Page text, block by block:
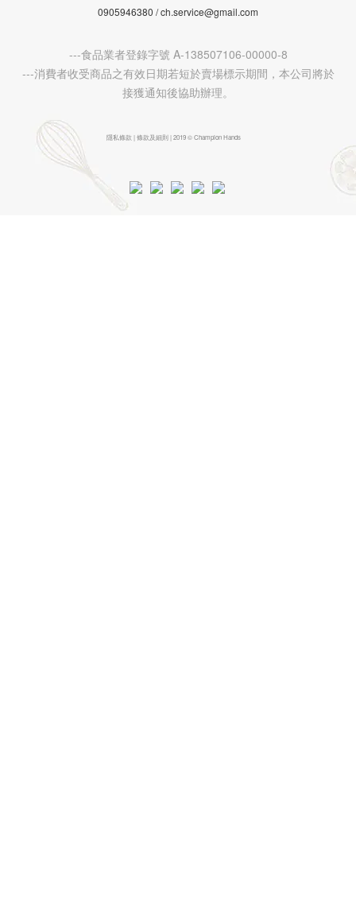
0905946380 / ch.service@gmail.com
---食品業者登錄字號 A-138507106-00000-8
---消費者收受商品之有效日期若短於賣場標示期間，本公司將於
接獲通知後協助辦理。
隱私條款 | 條款及細則 | 2019 © Champion Hands